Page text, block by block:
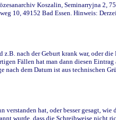
Koszalin, Seminarryjna 2,
10, 49152 Bad Essen. Hinweis:
nach der Geburt krank war, oder
Fällen hat man dann diesen
dem Datum ist aus technischen
hat, oder besser gesagt, wie
wurde, dass die Schreibweise nicht